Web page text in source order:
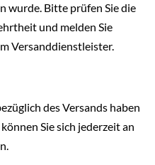
wurde. Bitte prüfen Sie die
und melden Sie
Versanddienstleister.
des Versands haben
Sie sich jederzeit an